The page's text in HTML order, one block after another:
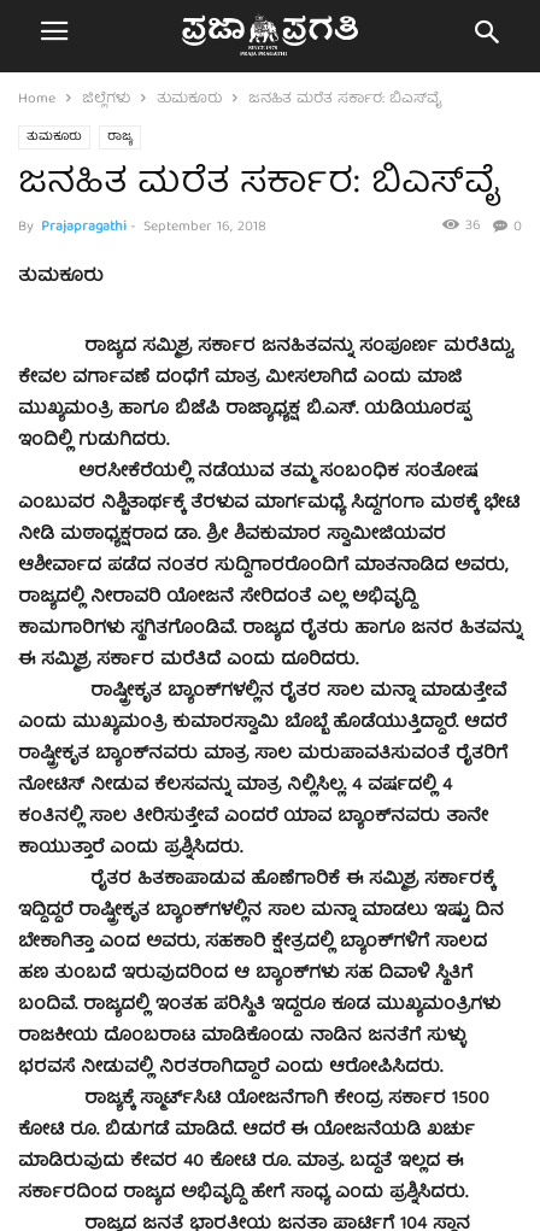
Home ಜಿಲ್ಲೆಗಳು ತುಮಕೂರು ಜನಹಿತ ಮರೆತ ಸರ್ಕಾರ: ಬಿಎಸ್‌ವೈ
ತುಮಕೂರು ರಾಜ್ಯ
ಜನಹಿತ ಮರೆತ ಸರ್ಕಾರ: ಬಿಎಸ್‌ವೈ
By Prajapragathi- September 16, 2018 0
36
ತುಮಕೂರು
ರಾಜ್ಯದ ಸಮ್ಮಿಶ್ರ ಸರ್ಕಾರ ಜನಹಿತವನ್ನು ಸಂಪೂರ್ಣ ಮರೆತಿದ್ದು,
ಕೇವಲ ವರ್ಗಾವಣೆ ದಂಧೆಗೆ ಮಾತ್ರ ಮೀಸಲಾಗಿದೆ ಎಂದು ಮಾಜಿ
ಮುಖ್ಯಮಂತ್ರಿ ಹಾಗೂ ಬಿಜೆಪಿ ರಾಜ್ಯಾಧ್ಯಕ್ಷ ಬಿ.ಎಸ್. ಯಡಿಯೂರಪ್ಪ
ಇಂದಿಲ್ಲಿ ಗುಡುಗಿದರು.
ಅರಸೀಕೆರೆಯಲ್ಲಿ ನಡೆಯುವ ತಮ್ಮ ಸಂಬಂಧಿಕ ಸಂತೋಷ
ಎಂಬುವರ ನಿಶ್ಚಿತಾರ್ಥಕ್ಕೆ ತೆರಳುವ ಮಾರ್ಗಮಧ್ಯೆ ಸಿದ್ದಗಂಗಾ ಮಠಕ್ಕೆ ಭೇಟಿ
ನೀ‌ಡಿ ಮಠಾಧ್ಯಕ್ಷರಾದ ಡಾ. ಶ್ರೀ ಶಿವಕುಮಾರ ಸ್ವಾಮೀಜಿಯವರ
ಆಶೀರ್ವಾದ ಪಡೆದ ನಂತರ ಸುದ್ದಿಗಾರರೊಂದಿಗೆ ಮಾತನಾಡಿದ ಅವರು,
ರಾಜ್ಯದಲ್ಲಿ ನೀರಾವರಿ ಯೋಜನೆ ಸೇರಿದಂತೆ ಎಲ್ಲ ಅಭಿವೃದ್ಧಿ
ಕಾಮಗಾರಿಗಳು ಸ್ಥಗಿತಗೊಂಡಿವೆ. ರಾಜ್ಯದ ರೈತರು ಹಾಗೂ ಜನರ ಹಿತವನ್ನು
ಈ ಸಮ್ಮಿಶ್ರ ಸರ್ಕಾರ ಮರೆತಿದೆ ಎಂದು ದೂರಿದರು.
ರಾಷ್ಟ್ರೀಕೃತ ಬ್ಯಾಂಕ್‌ಗಳಲ್ಲಿನ ರೈತರ ಸಾಲ ಮನ್ನಾ ಮಾಡುತ್ತೇವೆ
ಎಂದು ಮುಖ್ಯಮಂತ್ರಿ ಕುಮಾರಸ್ವಾಮಿ ಬೊಬ್ಬೆ ಹೊಡೆಯುತ್ತಿದ್ದಾರೆ. ಆದರೆ
ರಾಷ್ಟ್ರೀಕೃತ ಬ್ಯಾಂಕ್‌ನವರು ಮಾತ್ರ ಸಾಲ ಮರುಪಾವತಿಸುವಂತೆ ರೈತರಿಗೆ
ನೋಟಿಸ್ ನೀಡುವ ಕೆಲಸವನ್ನು ಮಾತ್ರ ನಿಲ್ಲಿಸಿಲ್ಲ. 4 ವರ್ಷದಲ್ಲಿ 4
ಕಂತಿನಲ್ಲಿ ಸಾಲ ತೀರಿಸುತ್ತೇವೆ ಎಂದರೆ ಯಾವ ಬ್ಯಾಂಕ್‌ನವರು ತಾನೇ
ಕಾಯುತ್ತಾರೆ ಎಂದು ಪ್ರಶ್ನಿಸಿದರು.
ರೈತರ ಹಿತಕಾಪಾಡುವ ಹೊಣೆಗಾರಿಕೆ ಈ ಸಮ್ಮಿಶ್ರ ಸರ್ಕಾರಕ್ಕೆ
ಇದ್ದಿದ್ದರೆ ರಾಷ್ಟ್ರೀಕೃತ ಬ್ಯಾಂಕ್‌ಗಳಲ್ಲಿನ ಸಾಲ ಮನ್ನಾ ಮಾಡಲು ಇಷ್ಟು ದಿನ
ಬೇಕಾಗಿತ್ತಾ ಎಂದ ಅವರು, ಸಹಕಾರಿ ಕ್ಷೇತ್ರದಲ್ಲಿ ಬ್ಯಾಂಕ್‌ಗಳಿಗೆ ಸಾಲದ
ಹಣ ತುಂಬದೆ ಇರುವುದರಿಂದ ಆ ಬ್ಯಾಂಕ್‌ಗಳು ಸಹ ದಿವಾಳಿ ಸ್ಥಿತಿಗೆ
ಬಂದಿವೆ. ರಾಜ್ಯದಲ್ಲಿ ಇಂತಹ ಪರಿಸ್ಥಿತಿ ಇದ್ದರೂ ಕೂಡ ಮುಖ್ಯಮಂತ್ರಿಗಳು
ರಾಜಕೀಯ ದೊಂಬರಾಟ ಮಾಡಿಕೊಂಡು ನಾಡಿನ ಜನತೆಗೆ ಸುಳ್ಳು
ಭರವಸೆ ನೀಡುವಲ್ಲಿ ನಿರತರಾಗಿದ್ದಾರೆ ಎಂದು ಆರೋಪಿಸಿದರು.
ರಾಜ್ಯಕ್ಕೆ ಸ್ಮಾರ್ಟ್‌ಸಿಟಿ ಯೋಜನೆಗಾಗಿ ಕೇಂದ್ರ ಸರ್ಕಾರ 1500
ಕೋಟಿ ರೂ. ಬಿಡುಗಡೆ ಮಾಡಿದೆ. ಆದರೆ ಈ ಯೋಜನೆಯಡಿ ಖರ್ಚು
ಮಾಡಿರುವುದು ಕೇವರ 40 ಕೋಟಿ ರೂ. ಮಾತ್ರ. ಬದ್ಧತೆ ಇಲ್ಲದ ಈ
ಸರ್ಕಾರದಿಂದ ರಾಜ್ಯದ ಅಭಿವೃದ್ಧಿ ಹೇಗೆ ಸಾಧ್ಯ ಎಂದು ಪ್ರಶ್ನಿಸಿದರು.